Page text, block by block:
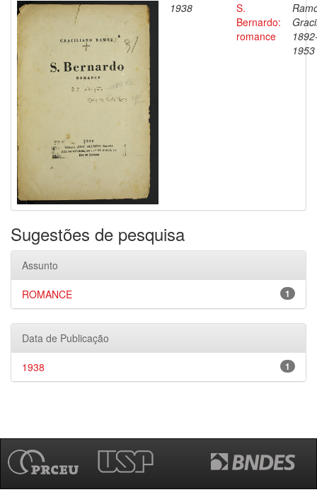
1938
S.
Bernardo:
romance
1953
Sugestões de pesquisa
Assunto
1
ROMANCE
Data de Publicação
1
1938